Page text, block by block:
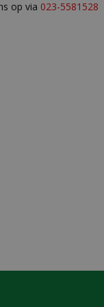
op via 023-5581528